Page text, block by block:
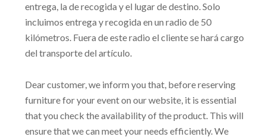
entrega, la de recogida y el lugar de destino. Solo
incluimos entrega y recogida en un radio de 50
kilómetros. Fuera de este radio el cliente se hará cargo
del transporte del artículo.
Dear customer, we inform you that, before reserving
furniture for your event on our website, it is essential
that you check the availability of the product. This will
ensure that we can meet your needs efficiently. We